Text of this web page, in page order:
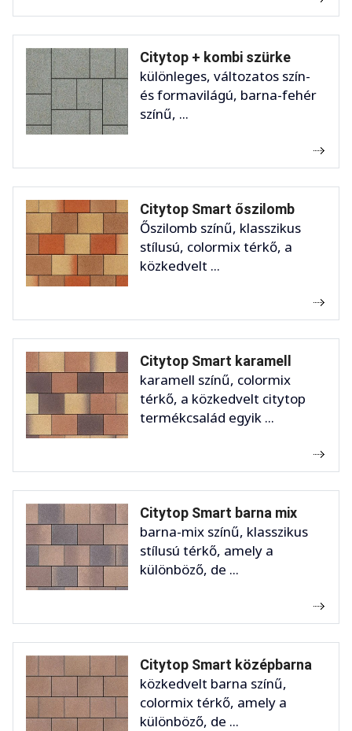
Citytop + kombi szürke
különleges, változatos szín-
és formavilágú, barna-fehér
színű, ...
Citytop Smart őszilomb
Őszilomb színű, klasszikus
stílusú, colormix térkő, a
közkedvelt ...
Citytop Smart karamell
karamell színű, colormix
térkő, a közkedvelt citytop
termékcsalád egyik ...
Citytop Smart barna mix
barna-mix színű, klasszikus
stílusú térkő, amely a
különböző, de ...
Citytop Smart középbarna
közkedvelt barna színű,
colormix térkő, amely a
különböző, de ...